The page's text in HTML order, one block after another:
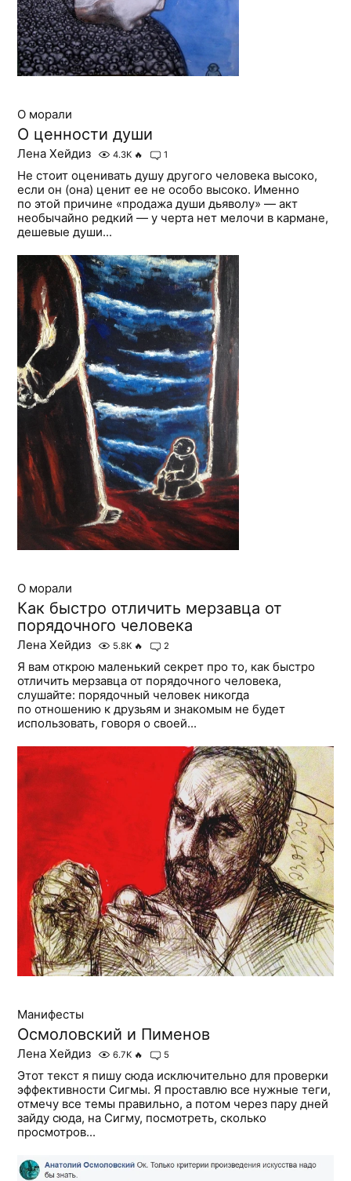
О морали
О ценности души
Лена Хейдиз 4.3K 🔥 1
Не стоит оценивать душу другого человека высоко,
если он (она) ценит ее не особо высоко. Именно
по этой причине «продажа души дьяволу» — акт
необычайно редкий — у черта нет мелочи в кармане,
дешевые души...
О морали
Как быстро отличить мерзавца от
порядочного человека
Лена Хейдиз 5.8K 🔥 2
Я вам открою маленький секрет про то, как быстро
отличить мерзавца от порядочного человека,
слушайте: порядочный человек никогда
по отношению к друзьям и знакомым не будет
использовать, говоря о своей...
Манифесты
Осмоловский и Пименов
Лена Хейдиз 6.7K 🔥 5
Этот текст я пишу сюда исключительно для проверки
эффективности Сигмы. Я проставлю все нужные теги,
отмечу все темы правильно, а потом через пару дней
зайду сюда, на Сигму, посмотреть, сколько
просмотров...